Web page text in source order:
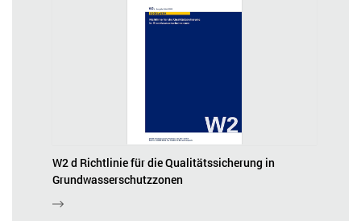
W2 d Richtlinie für die Qualitätssicherung in
Grundwasserschutzzonen